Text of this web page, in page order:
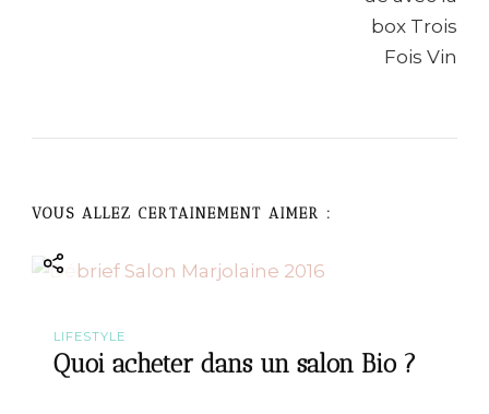
a
t
VOUS ALLEZ CERTAINEMENT AIMER :
LIFESTYLE
Quoi acheter dans un salon Bio ?